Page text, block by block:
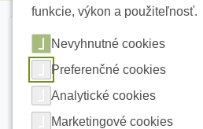
funkcie, výkon a použiteľnosť.
Nevyhnutné cookies
Preferenčné cookies
Analytické cookies
Marketingové cookies